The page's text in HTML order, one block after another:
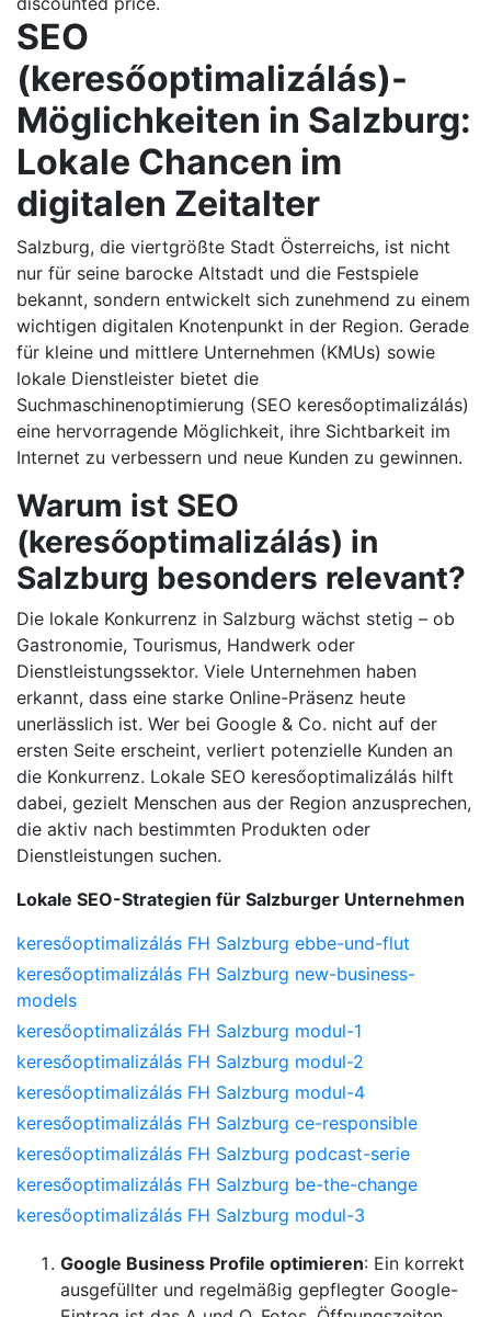
SEO
(keresőoptimalizálás)-
Möglichkeiten in Salzburg:
Lokale Chancen im
digitalen Zeitalter
Salzburg, die viertgrößte Stadt Österreichs, ist nicht
nur für seine barocke Altstadt und die Festspiele
bekannt, sondern entwickelt sich zunehmend zu einem
wichtigen digitalen Knotenpunkt in der Region. Gerade
für kleine und mittlere Unternehmen (KMUs) sowie
lokale Dienstleister bietet die
Suchmaschinenoptimierung (SEO keresőoptimalizálás)
eine hervorragende Möglichkeit, ihre Sichtbarkeit im
Internet zu verbessern und neue Kunden zu gewinnen.
Warum ist SEO
(keresőoptimalizálás) in
Salzburg besonders relevant?
Die lokale Konkurrenz in Salzburg wächst stetig – ob
Gastronomie, Tourismus, Handwerk oder
Dienstleistungssektor. Viele Unternehmen haben
erkannt, dass eine starke Online-Präsenz heute
unerlässlich ist. Wer bei Google & Co. nicht auf der
ersten Seite erscheint, verliert potenzielle Kunden an
die Konkurrenz. Lokale SEO keresőoptimalizálás hilft
dabei, gezielt Menschen aus der Region anzusprechen,
die aktiv nach bestimmten Produkten oder
Dienstleistungen suchen.
Lokale SEO-Strategien für Salzburger Unternehmen
keresőoptimalizálás FH Salzburg ebbe-und-flut
keresőoptimalizálás FH Salzburg new-business-
models
keresőoptimalizálás FH Salzburg modul-1
keresőoptimalizálás FH Salzburg modul-2
keresőoptimalizálás FH Salzburg modul-4
keresőoptimalizálás FH Salzburg ce-responsible
keresőoptimalizálás FH Salzburg podcast-serie
keresőoptimalizálás FH Salzburg be-the-change
keresőoptimalizálás FH Salzburg modul-3
Google Business Profile optimieren: Ein korrekt
ausgefüllter und regelmäßig gepflegter Google-